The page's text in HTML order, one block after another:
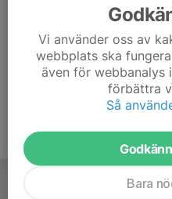
Vi använder oss av
webbplats ska
även för webbanalys
förbättra
Så
Bara